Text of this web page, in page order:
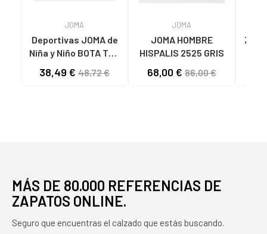
JOMA
Deportivas JOMA de
Niña y Niño BOTA TOP
COLORES
38,49 € 48,72 €
JOMA
JOMA HOMBRE
HISPALIS 2525 GRIS
68,00 € 86,00 €
MÁS DE 80.000 REFERENCIAS DE
ZAPATOS ONLINE.
Seguro que encuentras el calzado que estás buscando.